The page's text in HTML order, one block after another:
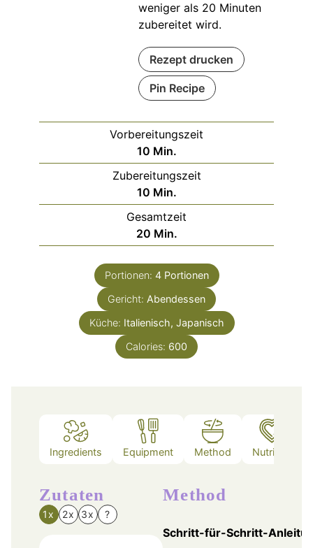
weniger als 20 Minuten
zubereitet wird.
Rezept drucken
Pin Recipe
Vorbereitungszeit
10Minuten
Min.
Zubereitungszeit
10Minuten
Min.
Gesamtzeit
20Minuten
Min.
Portionen: 4 Portionen
Gericht: Abendessen
Küche: Italienisch, Japanisch
Calories: 600
Ingredients Equipment Method Nutrition
Zutaten
1x 2x 3x ?
Method
Schritt-für-Schritt-